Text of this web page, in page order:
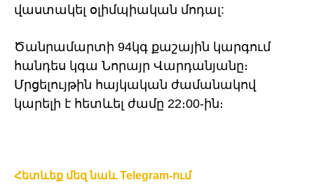
վաստակել օլիմպիական մոդալ:
Ծանրամարտի 94կգ քաշային կարգում
հանդես կգա Նորայր Վարդանյանը։
Մրցելույթին հայկական ժամանակով
կարելի է հետևել ժամը 22։00-ին։
Հետևեք մեզ նաև Telegram-ում